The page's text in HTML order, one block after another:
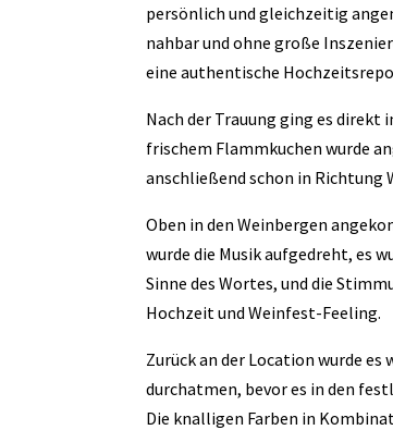
persönlich und gleichzeitig
nahbar und ohne große
eine authentische
Nach der Trauung ging es
frischem Flammkuchen wurde
anschließend schon in Richtung
Oben in den Weinbergen
wurde die Musik aufgedreht, es
Sinne des Wortes, und die
Hochzeit und Weinfest-Feeling.
Zurück an der Location wurde
durchatmen, bevor es in den
Die knalligen Farben in